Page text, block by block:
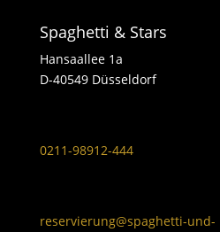
Spaghetti & Stars
Hansaallee 1a
D-40549 Düsseldorf
0211-98912-444
reservierung@spaghetti-und-